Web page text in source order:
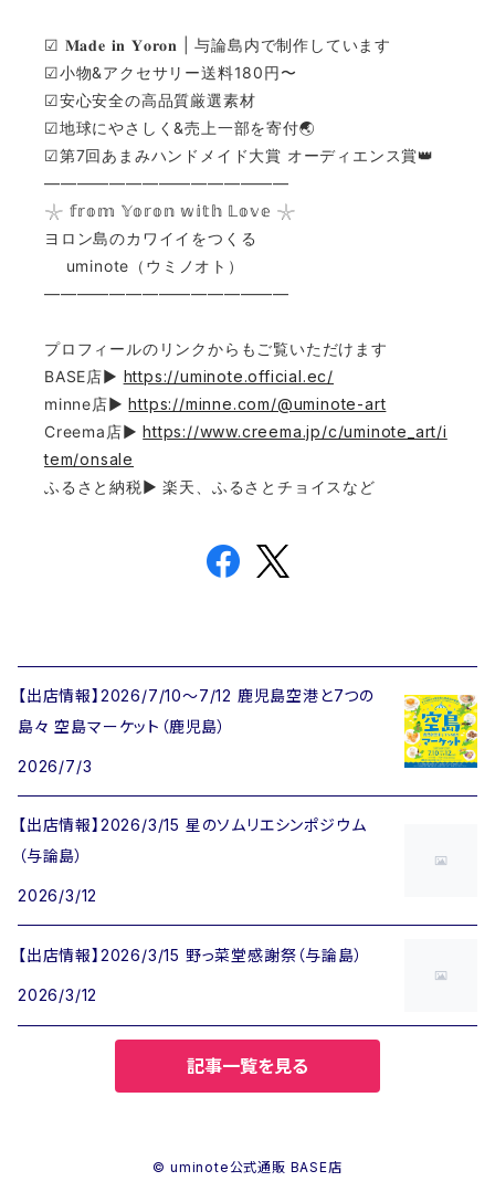
☑︎ 𝐌𝐚𝐝𝐞 𝐢𝐧 𝐘𝐨𝐫𝐨𝐧 | 与論島内で制作しています
☑︎小物&アクセサリー送料180円〜
☑︎安心安全の高品質厳選素材
☑︎地球にやさしく&売上一部を寄付🌏
☑︎第7回あまみハンドメイド大賞 オーディエンス賞👑
———————————————
𓇼 𝕗𝕣𝕠𝕞 𝕐𝕠𝕣𝕠𝕟 𝕨𝕚𝕥𝕙 𝕃𝕠𝕧𝕖 𓇼
ヨロン島のカワイイをつくる
uminote（ウミノオト）
———————————————
プロフィールのリンクからもご覧いただけます
BASE店▶︎ https://uminote.official.ec/
minne店▶︎https://minne.com/@uminote-art
Creema店▶︎https://www.creema.jp/c/uminote_art/i
tem/onsale
ふるさと納税▶︎ 楽天、ふるさとチョイスなど
【出店情報】2026/7/10〜7/12 鹿児島空港と7つの
島々 空島マーケット（鹿児島）
2026/7/3
【出店情報】2026/3/15 星のソムリエシンポジウム
（与論島）
2026/3/12
【出店情報】2026/3/15 野っ菜堂感謝祭（与論島）
2026/3/12
記事一覧を見る
© uminote公式通販 BASE店